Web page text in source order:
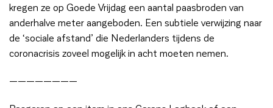
kregen ze op Goede Vrijdag een aantal paasbroden van
anderhalve meter aangeboden. Een subtiele verwijzing naar
de ‘sociale afstand’ die Nederlanders tijdens de
coronacrisis zoveel mogelijk in acht moeten nemen.
————————